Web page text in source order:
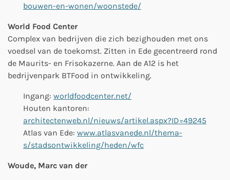
bouwen-en-wonen/woonstede/
World Food Center
Complex van bedrijven die zich bezighouden met ons
voedsel van de toekomst. Zitten in Ede gecentreerd rond
de Maurits- en Frisokazerne. Aan de A12 is het
bedrijvenpark BTFood in ontwikkeling.
Ingang: worldfoodcenter.net/
Houten kantoren:
architectenweb.nl/nieuws/artikel.aspx?ID=49245
Atlas van Ede: www.atlasvanede.nl/thema-
s/stadsontwikkeling/heden/wfc
Woude, Marc van der